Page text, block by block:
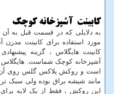
کابینت آشپزخانه کوچک
به دلایلی که در قسمت قبل به آن
مورد استفاده برای کابینت مدرن
کابینت هایگلاس ، گزینه
آشپزخانه کوچک شماست.
است و روکش پلاکس گلس روی
مانند شیشه براق بوده ولی سبک
این روکش ، فقط از یک لایه